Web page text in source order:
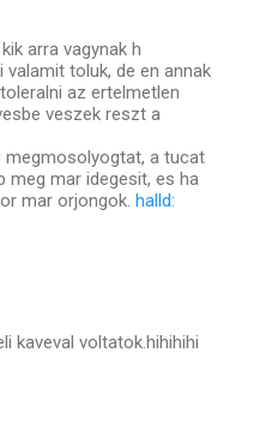
arra vagynak h
valamit toluk, de en annak
az ertelmetlen
veszek reszt a
megmosolyogtat, a tucat
meg mar idegesit, es ha
mar orjongok. halld:
kaveval voltatok.hihihihi